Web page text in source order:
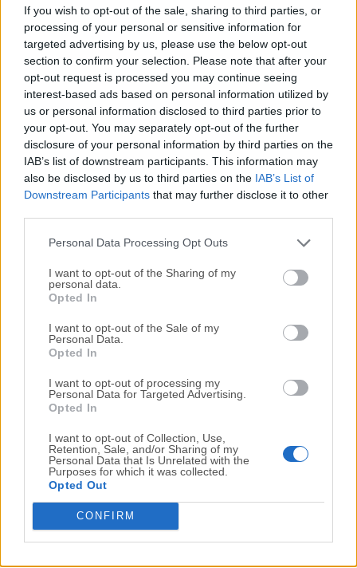
If you wish to opt-out of the sale, sharing to third parties, or
processing of your personal or sensitive information for
targeted advertising by us, please use the below opt-out
section to confirm your selection. Please note that after your
opt-out request is processed you may continue seeing
interest-based ads based on personal information utilized by
us or personal information disclosed to third parties prior to
your opt-out. You may separately opt-out of the further
disclosure of your personal information by third parties on the
IAB’s list of downstream participants. This information may
also be disclosed by us to third parties on the IAB’s List of
Downstream Participants that may further disclose it to other
Personal Data Processing Opt Outs
I want to opt-out of the Sharing of my
personal data.
Opted In
I want to opt-out of the Sale of my
Personal Data.
Opted In
I want to opt-out of processing my
Personal Data for Targeted Advertising.
Opted In
I want to opt-out of Collection, Use,
Retention, Sale, and/or Sharing of my
Personal Data that Is Unrelated with the
Purposes for which it was collected.
Opted Out
CONFIRM
procesamiento de PDF todo en uno diseñada para usuarios
de Windows. Desarrollado por Icecream Apps, este
software sin conexión permite a los usuarios realizar una
amplia gama de tareas PDF sin una conexión a internet. Ya
sea que estés convirtiendo, fusionando, dividiendo o
editando archivos PDF, PDF Candy Desktop ofrece una
solución fácil de usar y eficiente, adecuada tanto para uso
ocasional como profesional.Características Convertir PDF a
DOC, JPG, PNG, TXT y otros formatos Convertir DOC, EPUB,
MOBI, HTML y más a PDF Fusionar y dividir PDFs Extraer
y metadatos Soporte OCR... Lee mas »
Alternativas y Software Similar